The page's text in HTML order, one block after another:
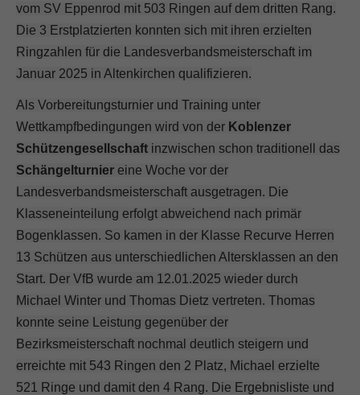
vom SV Eppenrod mit 503 Ringen auf dem dritten Rang.
Die 3 Erstplatzierten konnten sich mit ihren erzielten
Ringzahlen für die Landesverbandsmeisterschaft im
Januar 2025 in Altenkirchen qualifizieren.
Als Vorbereitungsturnier und Training unter
Wettkampfbedingungen wird von der Koblenzer
Schützengesellschaft inzwischen schon traditionell das
Schängelturnier eine Woche vor der
Landesverbandsmeisterschaft ausgetragen. Die
Klasseneinteilung erfolgt abweichend nach primär
Bogenklassen. So kamen in der Klasse Recurve Herren
13 Schützen aus unterschiedlichen Altersklassen an den
Start. Der VfB wurde am 12.01.2025 wieder durch
Michael Winter und Thomas Dietz vertreten. Thomas
konnte seine Leistung gegenüber der
Bezirksmeisterschaft nochmal deutlich steigern und
erreichte mit 543 Ringen den 2 Platz, Michael erzielte
521 Ringe und damit den 4 Rang. Die Ergebnisliste und